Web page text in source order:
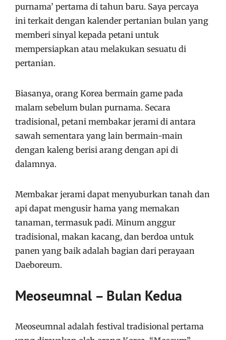
purnama’ pertama di tahun baru. Saya percaya
ini terkait dengan kalender pertanian bulan yang
memberi sinyal kepada petani untuk
mempersiapkan atau melakukan sesuatu di
pertanian.
Biasanya, orang Korea bermain game pada
malam sebelum bulan purnama. Secara
tradisional, petani membakar jerami di antara
sawah sementara yang lain bermain-main
dengan kaleng berisi arang dengan api di
dalamnya.
Membakar jerami dapat menyuburkan tanah dan
api dapat mengusir hama yang memakan
tanaman, termasuk padi. Minum anggur
tradisional, makan kacang, dan berdoa untuk
panen yang baik adalah bagian dari perayaan
Daeboreum.
Meoseumnal – Bulan Kedua
Meoseumnal adalah festival tradisional pertama